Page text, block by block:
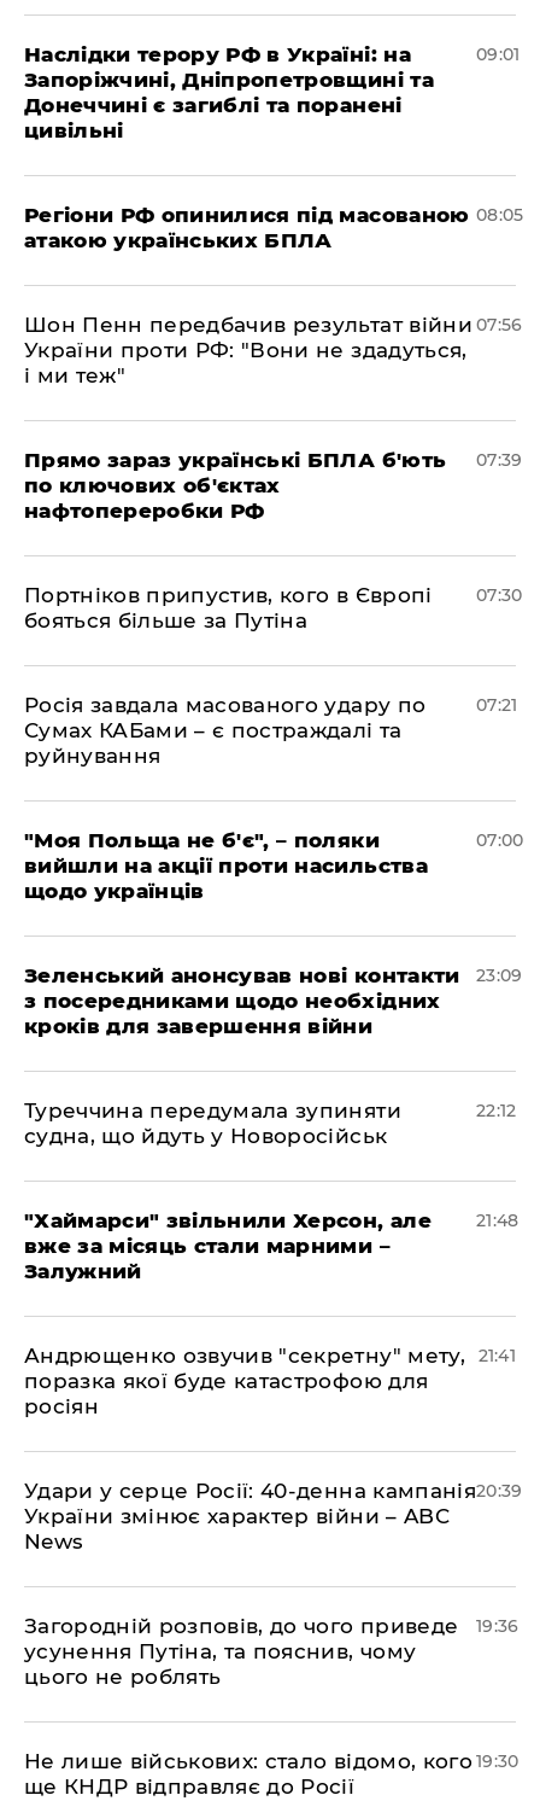
Наслідки терору РФ в Україні: на
Запоріжчині, Дніпропетровщині та
Донеччині є загиблі та поранені
цивільні
09:01
Регіони РФ опинилися під масованою
атакою українських БПЛА
08:05
Шон Пенн передбачив результат війни
України проти РФ: "Вони не здадуться,
і ми теж"
07:56
Прямо зараз українські БПЛА б'ють
по ключових об'єктах
нафтопереробки РФ
07:39
Портніков припустив, кого в Європі
бояться більше за Путіна
07:30
Росія завдала масованого удару по
Сумах КАБами – є постраждалі та
руйнування
07:21
"Моя Польща не б'є", – поляки
вийшли на акції проти насильства
щодо українців
07:00
Зеленський анонсував нові контакти
з посередниками щодо необхідних
кроків для завершення війни
23:09
Туреччина передумала зупиняти
судна, що йдуть у Новоросійськ
22:12
"Хаймарси" звільнили Херсон, але
вже за місяць стали марними –
Залужний
21:48
Андрющенко озвучив "секретну" мету,
поразка якої буде катастрофою для
росіян
21:41
Удари у серце Росії: 40-денна кампанія
України змінює характер війни – ABC
News
20:39
Загородній розповів, до чого приведе
усунення Путіна, та пояснив, чому
цього не роблять
19:36
Не лише військових: стало відомо, кого
ще КНДР відправляє до Росії
19:30